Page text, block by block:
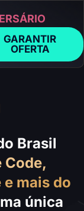
GARANTIR
OFERTA
Brasil
Code,
mais do
única